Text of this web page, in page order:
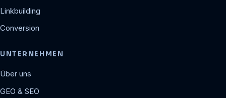
Linkbuilding
Conversion
UNTERNEHMEN
Über uns
GEO & SEO